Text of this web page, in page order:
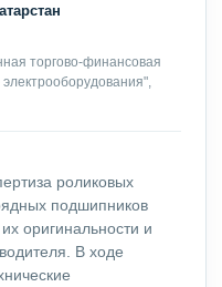
торгово-финансовая
роликовых
подшипников
оригинальности и
В ходе